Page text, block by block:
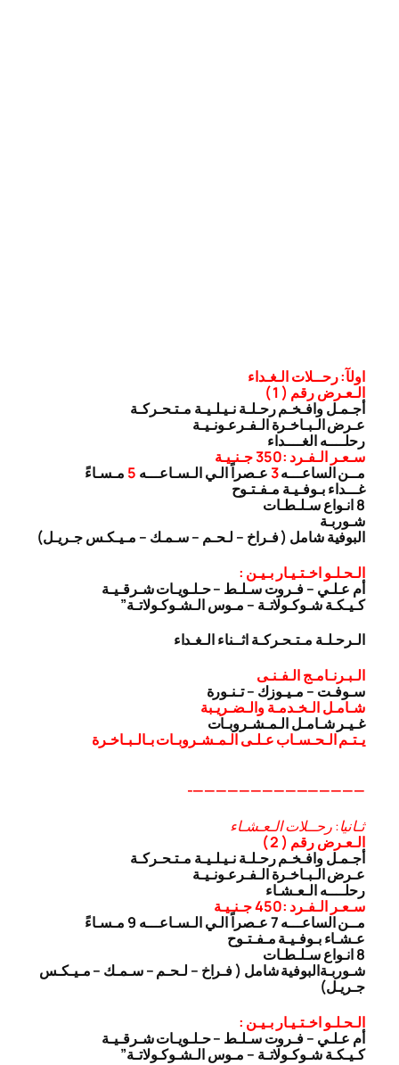
اولآ: رحــلات الـغـداء
الـعـرض رقم ( 1 )
أجـمـل وافـخـم رحـلـة نـيـلـيـة مـتـحـركـة
عـرض الـبـاخـرة الـفـرعـونـيـة
رحلــــه الغــــداء
سـعـر الـفـرد :350 جـنـيـة
مــن الساعـــه3عـصراً الـي الـسـاعـــه 5 مـسـاءً
غـــداء بـوفـيـة مـفـتـوح
8 انـواع سـلـطـات
شـوربـة
البوفية شامل ( فـراخ – لـحـم – سـمـك – مـيـكـس جـريـل)
الـحـلـو اخـتـيـار بـيـن :
أم عـلـي – فـروت سـلـط – حـلـويـات شـرقـيـة
كـيـكـة شـوكـولاتـة – مـوس الـشـوكـولاتـة”
الـرحـلـة مـتـحـركـة اثــناء الـغـداء
الـبـرنـامـج الـفـنـى
سـوفـت – مـيـوزك – تـنـورة
شـامـل الـخـدمـة والـضـريـبة
غـيـر شـامـل الـمـشـروبـات
يـتـم الـحـسـاب عـلـى الـمـشـروبـات بـالـبـاخـرة
———————————————-
ثـانيا: رحــلات الـعـشـاء
الـعـرض رقم ( 2 )
أجـمـل وافـخـم رحـلـة نـيـلـيـة مـتـحـركـة
عـرض الـبـاخـرة الـفـرعـونـيـة
رحلــــه الـعـشـاء
سـعـر الـفـرد :450 جـنـيـة
مــن الساعـــه 7 عـصراً الـي الـسـاعـــه 9 مـسـاءً
عـشـاء بـوفـيـة مـفـتـوح
8 انـواع سـلـطـات
شـوربـةالبوفية شامل ( فـراخ – لـحـم – سـمـك – مـيـكـس
جـريـل)
الـحـلـو اخـتـيـار بـيـن :
أم عـلـي – فـروت سـلـط – حـلـويـات شـرقـيـة
كـيـكـة شـوكـولاتـة – مـوس الـشـوكـولاتـة”